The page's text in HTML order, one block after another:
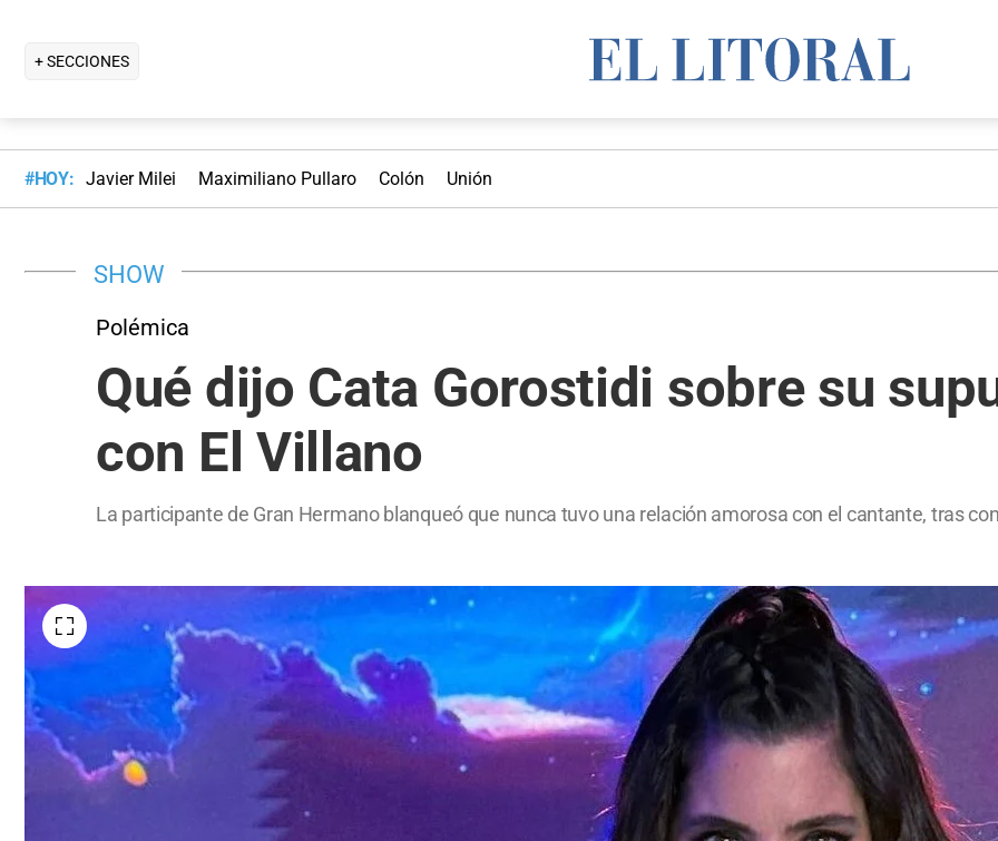
+ SECCIONES
#HOY: Javier Milei Maximiliano Pullaro Colón Unión
SHOW
Polémica
Qué dijo Cata Gorostidi sobre su
con El Villano
La participante de Gran Hermano blanqueó que nunca tuvo una relación amorosa con el cantante, tras